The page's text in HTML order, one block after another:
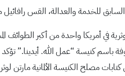
القس رافائيل مالبيكا باديلا، في أبريل 2023. وشغل تامي جاكسون
باسم كنيسة “عمل الله. أيدينا.”